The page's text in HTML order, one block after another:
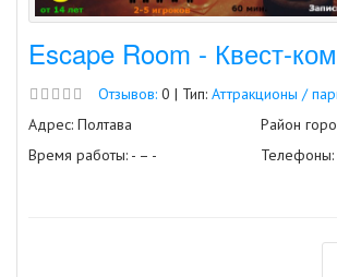
Escape Room - Квест-
Отзывов: 0 | Тип: Аттракционы /
Адрес: Полтава
Время работы: - – -
Район
Телефоны: